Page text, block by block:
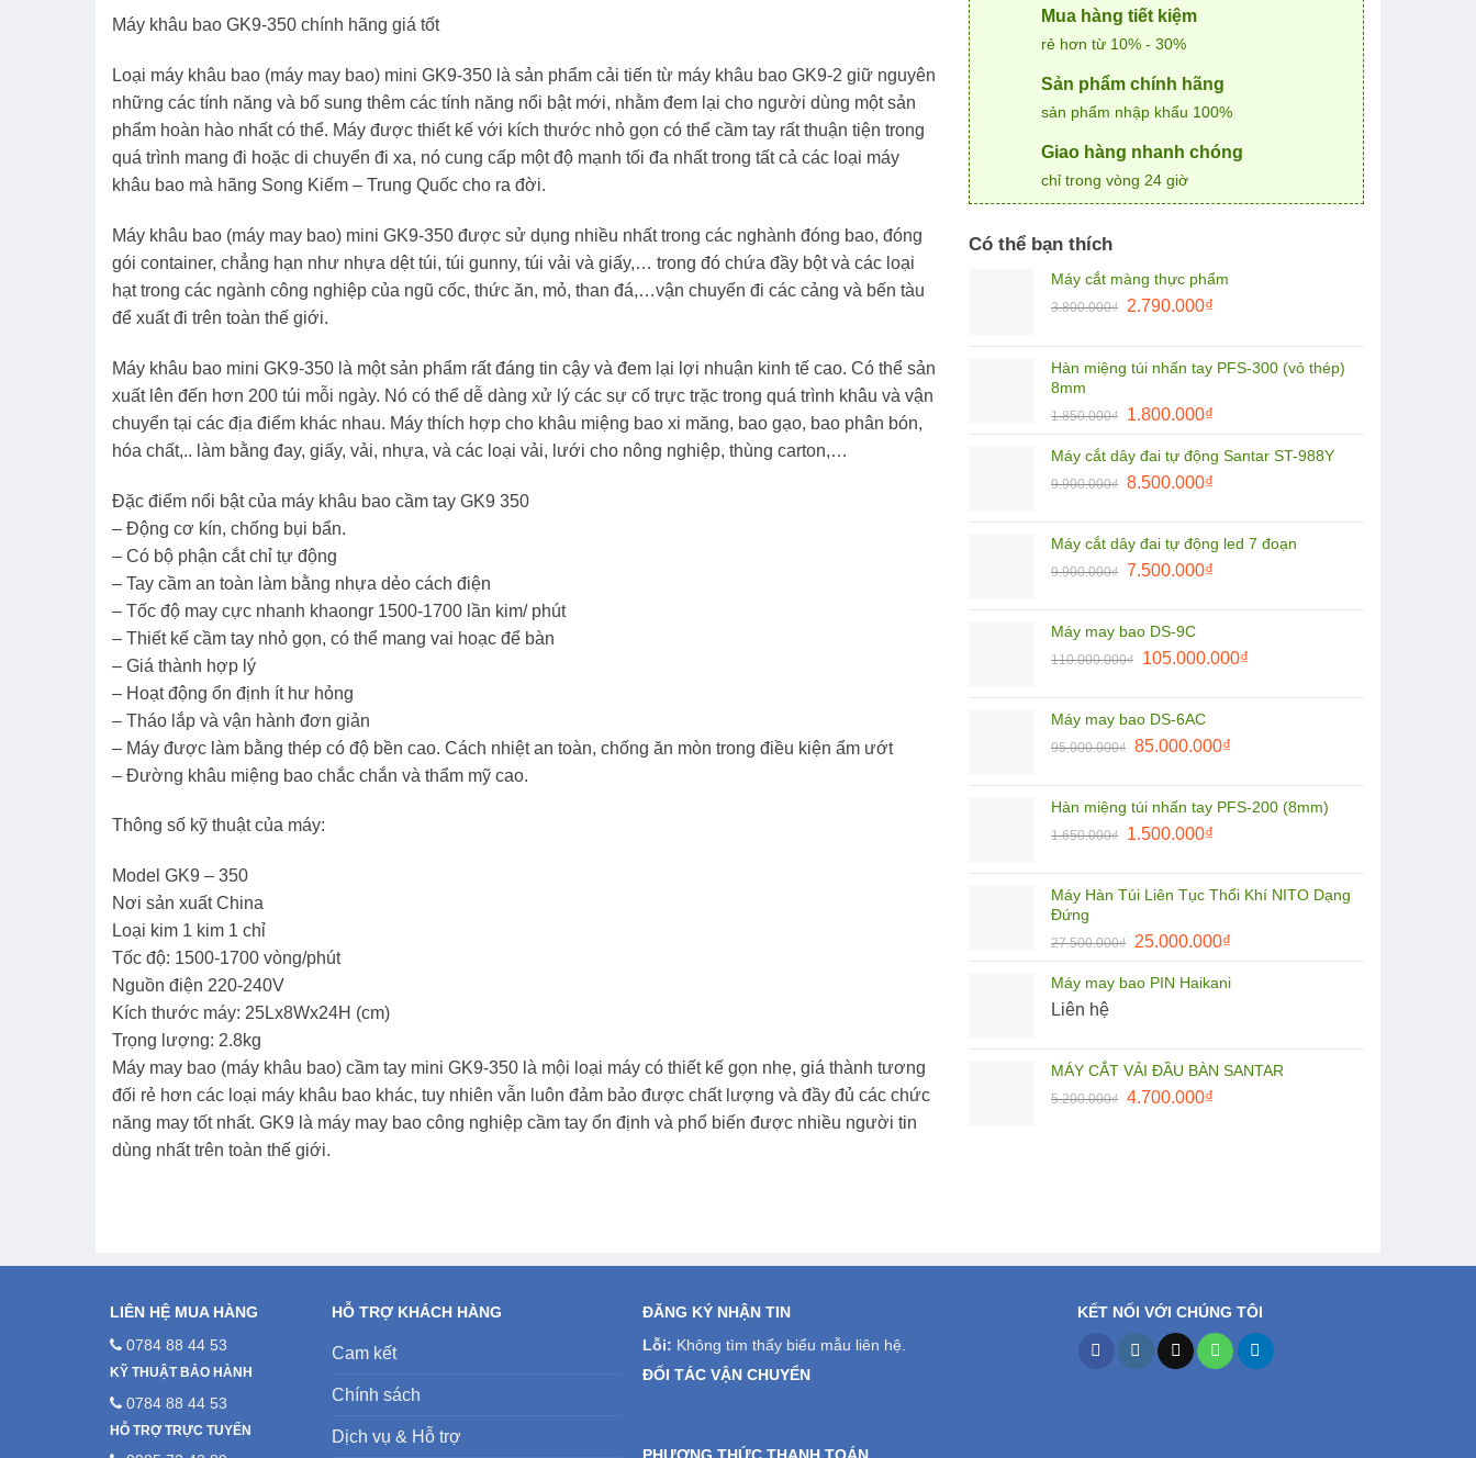
Máy khâu bao GK9-350 chính hãng giá tốt
Loại máy khâu bao (máy may bao) mini GK9-350 là sản phẩm cải tiến từ máy khâu bao GK9-2 giữ nguyên
những các tính năng và bổ sung thêm các tính năng nổi bật mới, nhằm đem lại cho người dùng một sản
phẩm hoàn hào nhất có thể. Máy được thiết kế với kích thước nhỏ gọn có thể cầm tay rất thuận tiện trong
quá trình mang đi hoặc di chuyển đi xa, nó cung cấp một độ mạnh tối đa nhất trong tất cả các loại máy
khâu bao mà hãng Song Kiếm – Trung Quốc cho ra đời.
Máy khâu bao (máy may bao) mini GK9-350 được sử dụng nhiều nhất trong các nghành đóng bao, đóng
gói container, chẳng hạn như nhựa dệt túi, túi gunny, túi vải và giấy,… trong đó chứa đầy bột và các loại
hạt trong các ngành công nghiệp của ngũ cốc, thức ăn, mỏ, than đá,…vận chuyển đi các cảng và bến tàu
để xuất đi trên toàn thế giới.
Máy khâu bao mini GK9-350 là một sản phẩm rất đáng tin cậy và đem lại lợi nhuận kinh tế cao. Có thể sản
xuất lên đến hơn 200 túi mỗi ngày. Nó có thể dễ dàng xử lý các sự cố trực trặc trong quá trình khâu và vận
chuyển tại các địa điểm khác nhau. Máy thích hợp cho khâu miệng bao xi măng, bao gạo, bao phân bón,
hóa chất,.. làm bằng đay, giấy, vải, nhựa, và các loại vải, lưới cho nông nghiệp, thùng carton,…
Đặc điểm nổi bật của máy khâu bao cầm tay GK9 350
– Động cơ kín, chống bụi bẩn.
– Có bộ phận cắt chỉ tự động
– Tay cầm an toàn làm bằng nhựa dẻo cách điện
– Tốc độ may cực nhanh khaongr 1500-1700 lần kim/ phút
– Thiết kế cầm tay nhỏ gọn, có thể mang vai hoạc để bàn
– Giá thành hợp lý
– Hoạt động ổn định ít hư hỏng
– Tháo lắp và vận hành đơn giản
– Máy được làm bằng thép có độ bền cao. Cách nhiệt an toàn, chống ăn mòn trong điều kiện ẩm ướt
– Đường khâu miệng bao chắc chắn và thẩm mỹ cao.
Thông số kỹ thuật của máy:
Model GK9 – 350
Nơi sản xuất China
Loại kim 1 kim 1 chỉ
Tốc độ: 1500-1700 vòng/phút
Nguồn điện 220-240V
Kích thước máy: 25Lx8Wx24H (cm)
Trọng lượng: 2.8kg
Máy may bao (máy khâu bao) cầm tay mini GK9-350 là mội loại máy có thiết kế gọn nhẹ, giá thành tương
đối rẻ hơn các loại máy khâu bao khác, tuy nhiên vẫn luôn đảm bảo được chất lượng và đầy đủ các chức
năng may tốt nhất. GK9 là máy may bao công nghiệp cầm tay ổn định và phổ biến được nhiều người tin
dùng nhất trên toàn thế giới.
Mua hàng tiết kiệm
rẻ hơn từ 10% - 30%
Sản phẩm chính hãng
sản phẩm nhập khẩu 100%
Giao hàng nhanh chóng
chỉ trong vòng 24 giờ
Có thể bạn thích
Máy cắt màng thực phẩm
3.800.000₫
Giá
3.800.000₫.
2.790.000₫Giá
là:
Hàn miệng túi nhấn tay PFS-300 (vỏ thép)
8mm
1.850.000₫
Giá
là:
1.850.000₫.
1.800.000₫Giá
tại
là:
Máy cắt dây đai tự động Santar ST-988Y
9.900.000₫ Giá
9.900.000₫.
8.500.000₫Giá
là:
8.500.000₫.
Máy cắt dây đai tự động led 7 đoạn
9.900.000₫ Giá
9.900.000₫.
7.500.000₫Giá
7.500.000₫.
Máy may bao DS-9C
110.000.000₫
Giá
110.000.000₫.
105.000.000₫Giá
Máy may bao DS-6AC
95.000.000₫ Giá
95.000.000₫.
85.000.000₫Giá
là:
Hàn miệng túi nhấn tay PFS-200 (8mm)
1.650.000₫
Giá
1.650.000₫.
1.500.000₫Giá
là:
Máy Hàn Túi Liên Tục Thổi Khí NITO Dạng
Đứng
27.500.000₫
Giá
là:
25.000.000₫Giá
tại
Máy may bao PIN Haikani
Liên hệ
MÁY CẮT VẢI ĐẦU BÀN SANTAR
5.200.000₫ Giá
4.700.000₫Giá
LIÊN HỆ MUA HÀNG
0784 88 44 53
KỸ THUẬT BẢO HÀNH
0784 88 44 53
HỖ TRỢ TRỰC TUYẾN
HỖ TRỢ KHÁCH HÀNG
Cam kết
Chính sách
Dịch vụ & Hỗ trợ
ĐĂNG KÝ NHẬN TIN
Lỗi: Không tìm thấy biểu mẫu liên hệ.
ĐỐI TÁC VẬN CHUYỂN
KẾT NỐI VỚI CHÚNG TÔI